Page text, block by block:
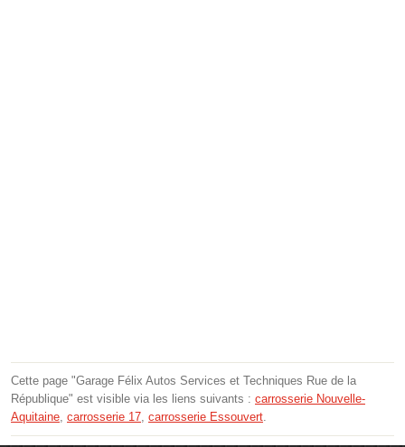
Cette page "Garage Félix Autos Services et Techniques Rue de la
République" est visible via les liens suivants : carrosserie Nouvelle-
Aquitaine, carrosserie 17, carrosserie Essouvert.